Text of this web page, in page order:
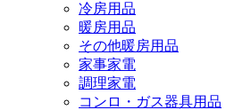
冷房用品
暖房用品
その他暖房用品
家事家電
調理家電
コンロ・ガス器具用品